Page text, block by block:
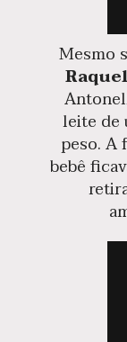
Raquel
leite de
peso. A
bebê